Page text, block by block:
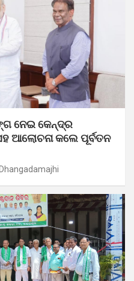
ନେଇ କେନ୍ଦ୍ର
ଆଲୋଚନା କଲେ ପୂର୍ବତନ